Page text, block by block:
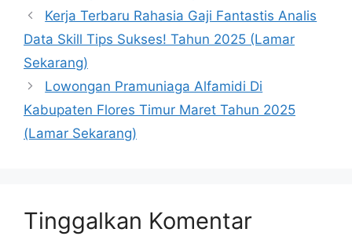
Kerja Terbaru Rahasia Gaji Fantastis Analis
Data Skill Tips Sukses! Tahun 2025 (Lamar
Sekarang)
Lowongan Pramuniaga Alfamidi Di
Kabupaten Flores Timur Maret Tahun 2025
(Lamar Sekarang)
Tinggalkan Komentar